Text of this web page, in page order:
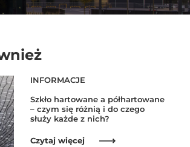
INFORMACJE
Szkło hartowane a półhartowane
– czym się różnią i do czego
służy każde z nich?
Czytaj więcej